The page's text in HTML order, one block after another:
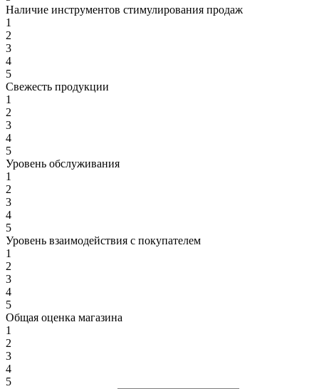
Наличие инструментов стимулирования продаж
1
2
3
4
5
Свежесть продукции
1
2
3
4
5
Уровень обслуживания
1
2
3
4
5
Уровень взаимодействия с покупателем
1
2
3
4
5
Общая оценка магазина
1
2
3
4
5